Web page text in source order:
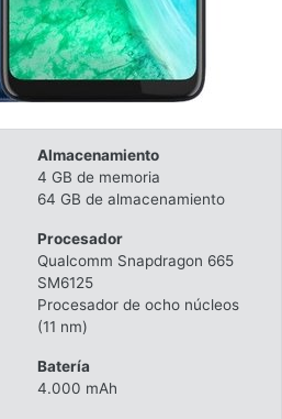
Almacenamiento
4 GB de memoria
64 GB de almacenamiento
Procesador
Qualcomm Snapdragon 665
SM6125
Procesador de ocho núcleos
(11 nm)
Batería
4.000 mAh